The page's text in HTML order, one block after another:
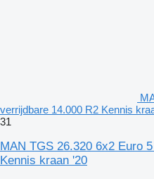
verrijdbare 14.000 R2 Kennis
31
MAN TGS 26.320 6x2 Euro
Kennis kraan '20